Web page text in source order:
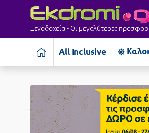
Ξενοδοχεία - Οι μεγαλύτερες
All Inclusive